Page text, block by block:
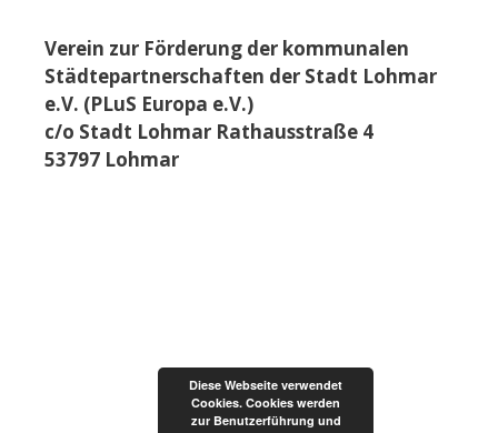
Verein zur Förderung der kommunalen
Städtepartnerschaften der Stadt Lohmar
e.V. (PLuS Europa e.V.)
c/o Stadt Lohmar Rathausstraße 4
53797 Lohmar
Diese Webseite verwendet
Cookies. Cookies werden
zur Benutzerführung und